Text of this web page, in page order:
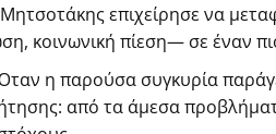
επιχείρησε να
κοινωνική πίεση— σε έναν
η παρούσα συγκυρία
από τα άμεσα